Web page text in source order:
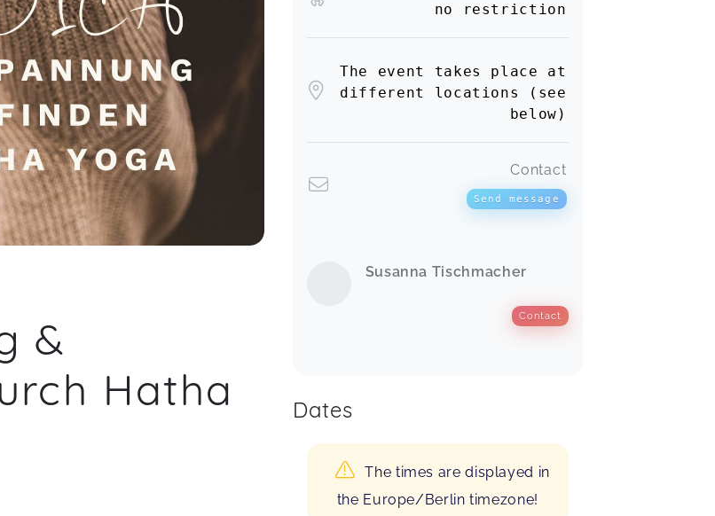
&
Hatha
no restriction
The event takes place at
different locations (see
below)
Contact
Send message
Susanna Tischmacher
Contact
Dates
The times are displayed in
the Europe/Berlin timezone!